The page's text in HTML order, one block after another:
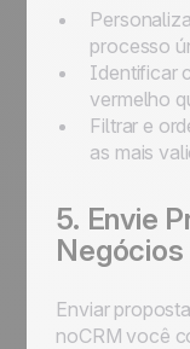
processo
Identificar
vermelho
Filtrar e
as mais
5. Envie
Enviar
noCRM você